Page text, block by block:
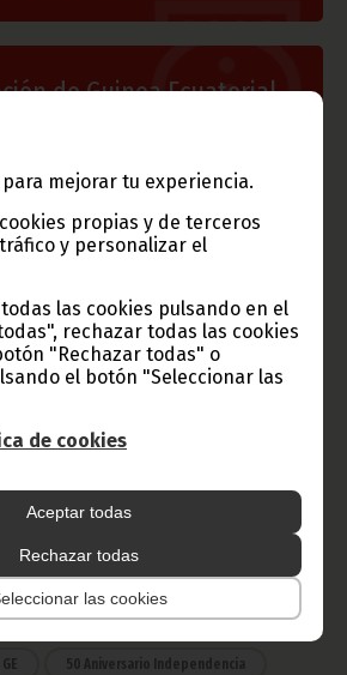
para mejorar tu experiencia.
propias y de terceros
y personalizar el
las cookies pulsando en el
rechazar todas las cookies
"Rechazar todas" o
el botón "Seleccionar las
de cookies
Aceptar todas
Rechazar todas
las cookies
de Guinea Ecuatorial
de Guinea
para escuchar ahora
Presidencia
Vicepresidencia
Estadísticas CAN 2015
50 Aniversario Independencia